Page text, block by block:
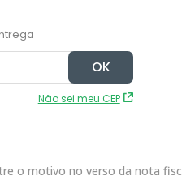
Não sei meu CEP
o motivo no verso da nota